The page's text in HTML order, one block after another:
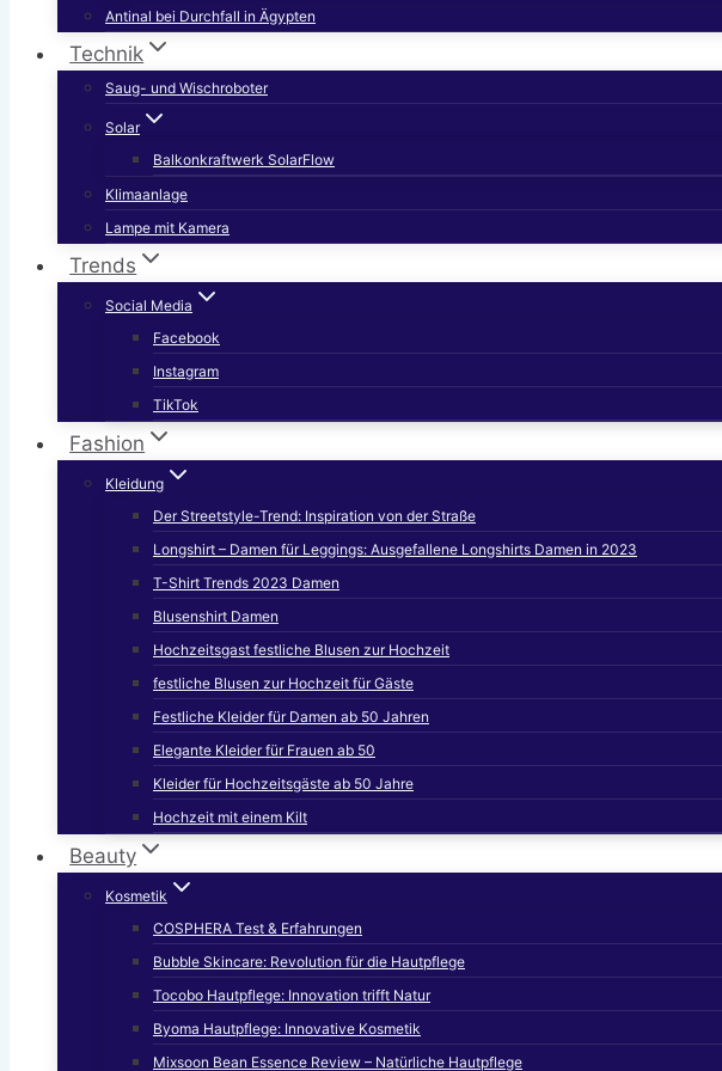
Antinal bei Durchfall in Ägypten
Technik
Saug- und Wischroboter
Solar
Balkonkraftwerk SolarFlow
Klimaanlage
Lampe mit Kamera
Trends
Social Media
Facebook
Instagram
TikTok
Fashion
Kleidung
Der Streetstyle-Trend: Inspiration von der Straße
Longshirt – Damen für Leggings: Ausgefallene Longshirts Damen in 2023
T-Shirt Trends 2023 Damen
Blusenshirt Damen
Hochzeitsgast festliche Blusen zur Hochzeit
festliche Blusen zur Hochzeit für Gäste
Festliche Kleider für Damen ab 50 Jahren
Elegante Kleider für Frauen ab 50
Kleider für Hochzeitsgäste ab 50 Jahre
Hochzeit mit einem Kilt
Beauty
Kosmetik
COSPHERA Test & Erfahrungen
Bubble Skincare: Revolution für die Hautpflege
Tocobo Hautpflege: Innovation trifft Natur
Byoma Hautpflege: Innovative Kosmetik
Mixsoon Bean Essence Review – Natürliche Hautpflege